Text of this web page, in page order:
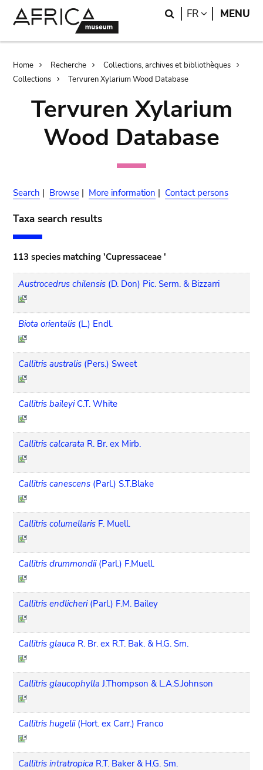
Search
FR LANGUAGE
MENU
Breadcrumb
Home Recherche
Collections, archives et bibliothèques
Collections
Tervuren Xylarium Wood Database
Tervuren Xylarium
Wood Database
Search | Browse | More information | Contact persons
Taxa search results
113 species matching 'Cupressaceae '
Austrocedrus chilensis (D. Don) Pic. Serm. & Bizzarri
Biota orientalis (L.) Endl.
Callitris australis (Pers.) Sweet
Callitris baileyi C.T. White
Callitris calcarata R. Br. ex Mirb.
Callitris canescens (Parl.) S.T.Blake
Callitris columellaris F. Muell.
Callitris drummondii (Parl.) F.Muell.
Callitris endlicheri (Parl.) F.M. Bailey
Callitris glauca R. Br. ex R.T. Bak. & H.G. Sm.
Callitris glaucophylla J.Thompson & L.A.S.Johnson
Callitris hugelii (Hort. ex Carr.) Franco
Callitris intratropica R.T. Baker & H.G. Sm.